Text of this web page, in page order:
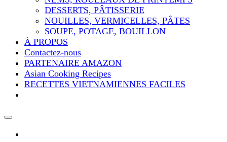
DESSERTS, PÂTISSERIE
NOUILLES, VERMICELLES, PÂTES
SOUPE, POTAGE, BOUILLON
À PROPOS
Contactez-nous
PARTENAIRE AMAZON
Asian Cooking Recipes
RECETTES VIETNAMIENNES FACILES